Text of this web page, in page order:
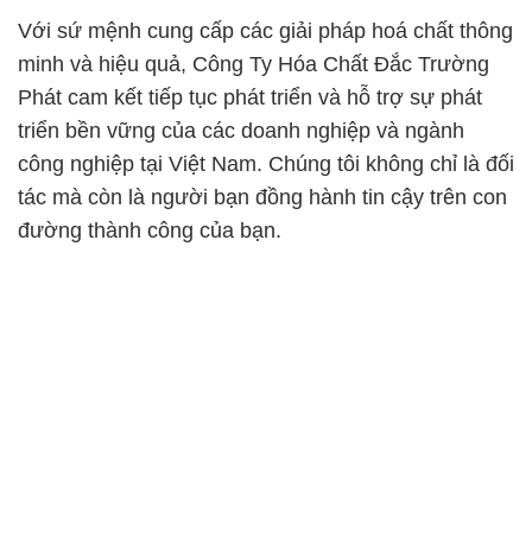
Với sứ mệnh cung cấp các giải pháp hoá chất thông
minh và hiệu quả, Công Ty Hóa Chất Đắc Trường
Phát cam kết tiếp tục phát triển và hỗ trợ sự phát
triển bền vững của các doanh nghiệp và ngành
công nghiệp tại Việt Nam. Chúng tôi không chỉ là đối
tác mà còn là người bạn đồng hành tin cậy trên con
đường thành công của bạn.